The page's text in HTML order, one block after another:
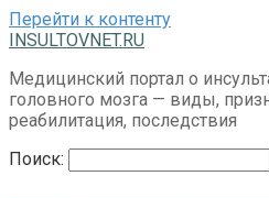
Перейти к контенту
INSULTOVNET.RU
Медицинский портал о
головного мозга — виды,
реабилитация, последствия
Поиск: